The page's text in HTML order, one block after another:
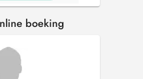
boeking